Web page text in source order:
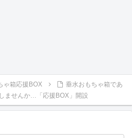
ゃ箱応援BOX
垂水おもちゃ箱であ
ませんか…「応援BOX」開設